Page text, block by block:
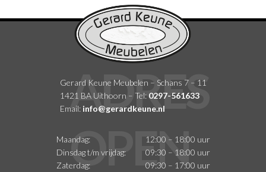
Gerard Keune Meubelen – Schans 7 – 11
1421 BA Uithoorn – Tel: 0297-561633
Email: info@gerardkeune.nl
Maandag:
12:00 – 18:00 uur
Dinsdag t/m vrijdag:
09:30 – 18:00 uur
Zaterdag:
09:30 – 17:00 uur